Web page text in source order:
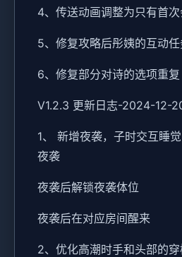
4、传送动画调整为只有首
5、修复攻略后彤姨的互动
6、修复部分对诗的选项重复
V1.2.3 更新日志-2024-12-
1、 新增夜袭，子时交互睡
夜袭
夜袭后解锁夜袭体位
夜袭后在对应房间醒来
2、优化高潮时手和头部的